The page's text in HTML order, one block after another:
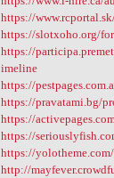
https://
https://slotxoho.org/
https://
imeline
https://
https://pravatami.bg/
https://
https://
https://
http://